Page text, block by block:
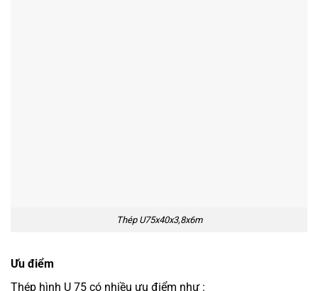
Thép U75x40x3,8x6m
Ưu điểm
Thép hình U 75 có nhiều ưu điểm như :